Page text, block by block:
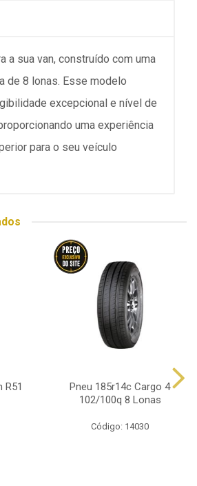
a sua van, construído com uma
de 8 lonas. Esse modelo
excepcional e nível de
uma experiência
para o seu veículo
R51
Pneu 185r14c Cargo 4
102/100q 8 Lonas
Código: 14030